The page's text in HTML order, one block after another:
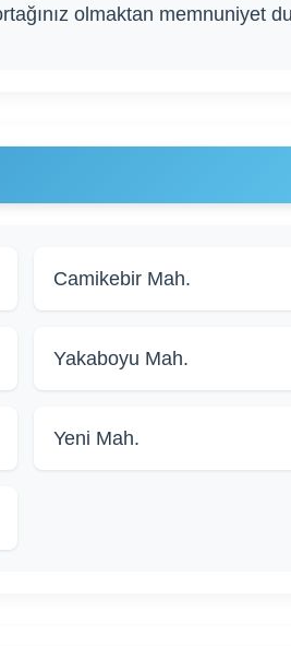
olmaktan memnuniyet
Camikebir Mah.
Yakaboyu Mah.
Yeni Mah.